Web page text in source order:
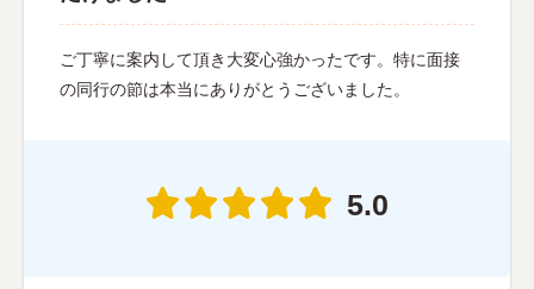
ご丁寧に案内して頂き大変心強かったです。特に面接
の同行の節は本当にありがとうございました。
5.0